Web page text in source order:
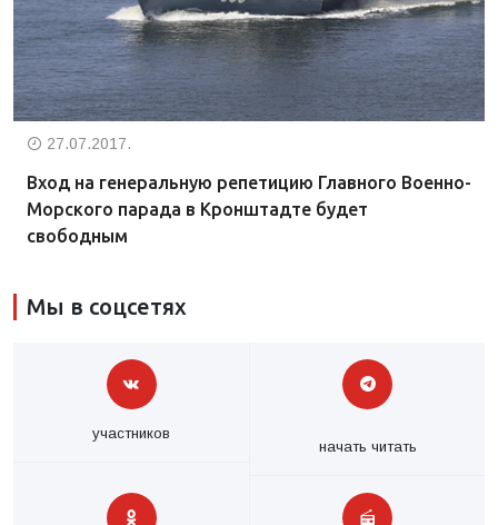
27.07.2017.
Вход на генеральную репетицию Главного Военно-
Морского парада в Кронштадте будет
свободным
Мы в соцсетях
участников
начать читать